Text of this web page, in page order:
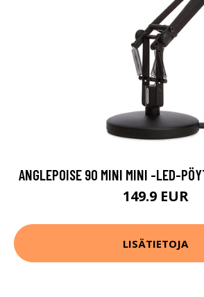
ANGLEPOISE 90 MINI MINI -LED-
149.9 EUR
LISÄTIETOJA